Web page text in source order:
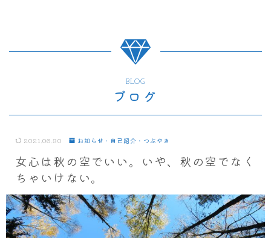
BLOG
ブログ
2021.06.30 お知らせ・自己紹介・つぶやき
女心は秋の空でいい。いや、秋の空でなく
ちゃいけない。